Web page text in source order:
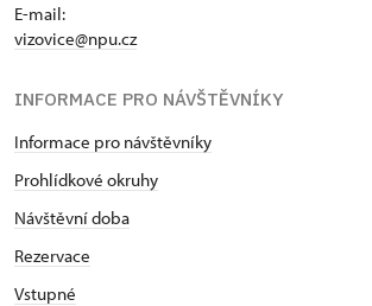
E-mail:
vizovice@npu.cz
INFORMACE PRO NÁVŠTĚVNÍKY
Informace pro návštěvníky
Prohlídkové okruhy
Návštěvní doba
Rezervace
Vstupné